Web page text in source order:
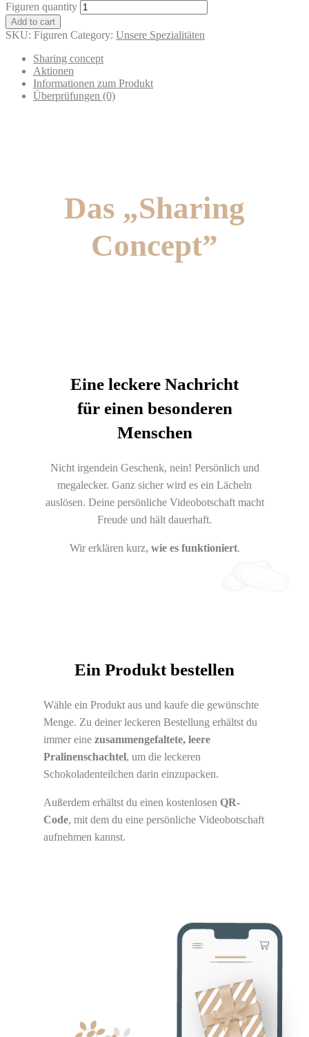
Figuren quantity
Add to cart
SKU: Figuren Category: Unsere Spezialitäten
Sharing concept
Aktionen
Informationen zum Produkt
Überprüfungen (0)
Das „Sharing
Concept”
Eine leckere Nachricht
für einen besonderen
Menschen
Nicht irgendein Geschenk, nein! Persönlich und
megalecker. Ganz sicher wird es ein Lächeln
auslösen. Deine persönliche Videobotschaft macht
Freude und hält dauerhaft.
Wir erklären kurz, wie es funktioniert.
Ein Produkt bestellen
Wähle ein Produkt aus und kaufe die gewünschte
Menge. Zu deiner leckeren Bestellung erhältst du
immer eine zusammengefaltete, leere
Pralinenschachtel, um die leckeren
Schokoladenteilchen darin einzupacken.
Außerdem erhältst du einen kostenlosen QR-
Code, mit dem du eine persönliche Videobotschaft
aufnehmen kannst.